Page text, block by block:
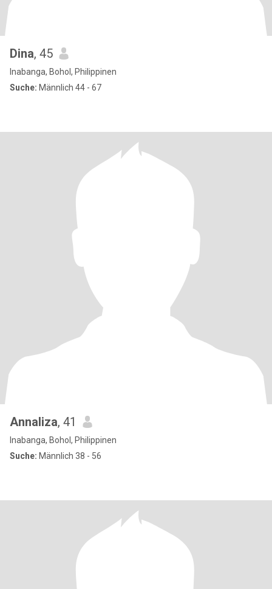
Dina, 45
Inabanga, Bohol, Philippinen
Suche: Männlich 44 - 67
Annaliza, 41
Inabanga, Bohol, Philippinen
Suche: Männlich 38 - 56